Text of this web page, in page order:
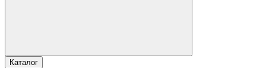
Каталог